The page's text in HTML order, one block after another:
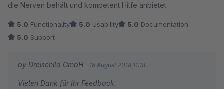
die Nerven behält und kompetent Hilfe anbietet.
5.0 Functionality 5.0 Usability 5.0 Documentation
5.0 Support
by Dreischild GmbH 16 August 2018 11:18
Vielen Dank für Ihr Feedback.